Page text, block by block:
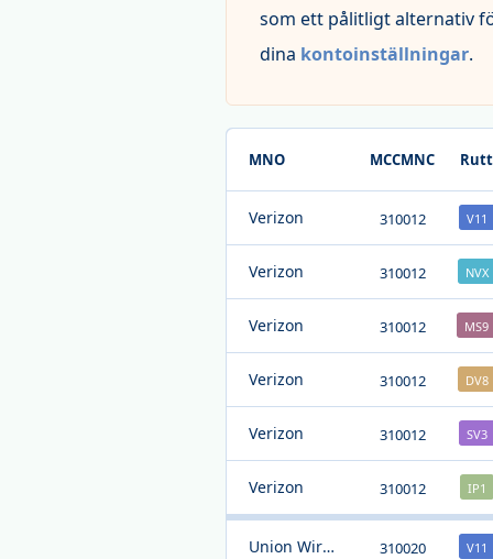
som ett pålitligt alternativ
dina kontoinställningar.
MNO MCCMNC Rutt
Verizon 310012 V11
Verizon 310012 NVX
Verizon 310012 MS9
Verizon 310012 DV8
Verizon 310012 SV3
Verizon 310012 IP1
Union Wireless 310020 V11